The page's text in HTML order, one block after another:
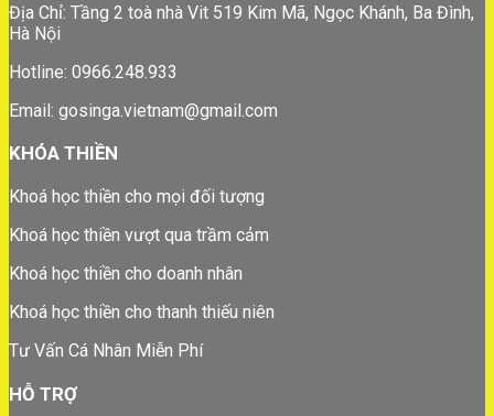
Địa Chỉ: Tầng 2 toà nhà Vit 519 Kim Mã, Ngọc Khánh, Ba Đình,
Hà Nội
Hotline: 0966.248.933
Email: gosinga.vietnam@gmail.com
KHÓA THIỀN
Khoá học thiền cho mọi đối tượng
Khoá học thiền vượt qua trầm cảm
Khoá học thiền cho doanh nhân
Khoá học thiền cho thanh thiếu niên
Tư Vấn Cá Nhân Miễn Phí
HỖ TRỢ